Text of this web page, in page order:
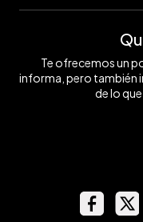
Te ofrecemos un
informa, pero también
de lo